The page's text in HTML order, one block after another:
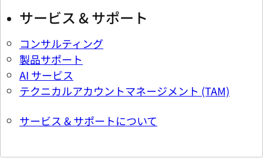
サービス & サポート
コンサルティング
製品サポート
AI サービス
テクニカルアカウントマネージメント (TAM)
サービス & サポートについて